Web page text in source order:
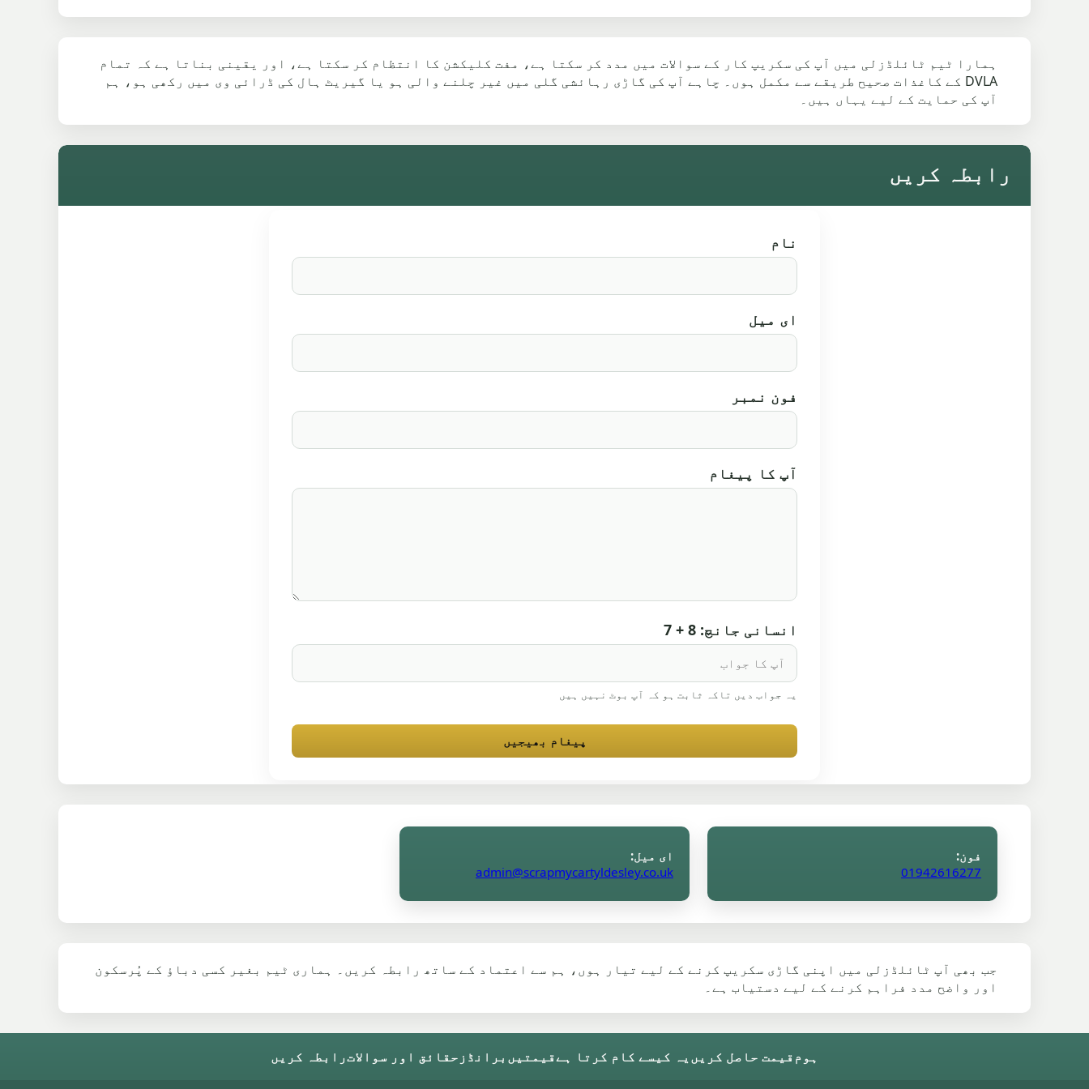
ہمارا ٹیم ٹائلڈزلی میں آپ کی سکریپ کار کے سوالات میں مدد کر سکتا ہے، مفت کلیکشن کا انتظام کر سکتا ہے، اور یقینی بناتا ہے کہ تمام
DVLA کے کاغذات صحیح طریقے سے مکمل ہوں۔ چاہے آپ کی گاڑی رہائشی گلی میں غیر چلنے والی ہو یا گیریٹ ہال کی ڈرائی وی میں رکھی ہو، ہم
آپ کی حمایت کے لیے یہاں ہیں۔
رابطہ کریں
نام
ای میل
فون نمبر
آپ کا پیغام
انسانی جانچ: 8 + 7
یہ جواب دیں تاکہ ثابت ہو کہ آپ بوٹ نہیں ہیں
پیغام بھیجیں
فون:
01942616277
ای میل:
admin@scrapmycartyldesley.co.uk
جب بھی آپ ٹائلڈزلی میں اپنی گاڑی سکریپ کرنے کے لیے تیار ہوں، ہم سے اعتماد کے ساتھ رابطہ کریں۔ ہماری ٹیم بغیر کسی دباؤ کے پُرسکون
اور واضح مدد فراہم کرنے کے لیے دستیاب ہے۔
ہومقیمت حاصل کریں یہ کیسے کام کرتا ہےقیمتیں برانڈز حقائق اور سوالاترابطہ کریں